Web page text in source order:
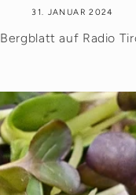
31. JANUAR 2024
Bergblatt auf Radio